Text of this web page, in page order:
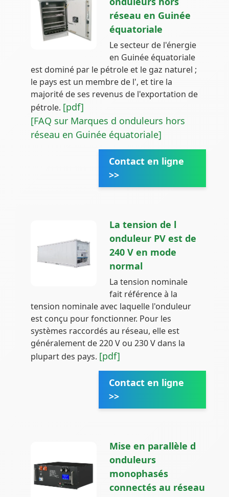
réseau en Guinée
équatoriale
Le secteur de l'énergie
en Guinée équatoriale
est dominé par le pétrole et le gaz naturel ;
le pays est un membre de l', et tire la
majorité de ses revenus de l'exportation de
pétrole. [pdf]
[FAQ sur Marques d onduleurs hors
réseau en Guinée équatoriale]
Contact en ligne
>>
La tension de l
onduleur PV est de
240 V en mode
normal
La tension nominale
fait référence à la
tension nominale avec laquelle l'onduleur
est conçu pour fonctionner. Pour les
systèmes raccordés au réseau, elle est
généralement de 220 V ou 230 V dans la
plupart des pays. [pdf]
Contact en ligne
>>
Mise en parallèle d
onduleurs
monophasés
connectés au réseau